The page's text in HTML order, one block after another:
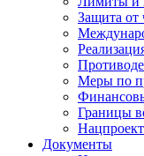
Защита от
Меры по
Границы
Документы